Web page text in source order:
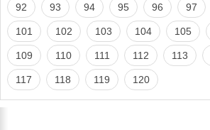
92 93 94 95 96 97
101 102 103 104 105
109 110 111 112 113
117 118 119 120